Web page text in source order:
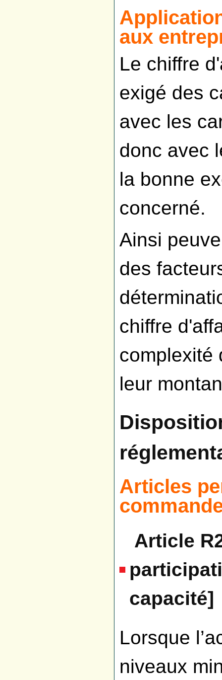
aux
Le chiffre
exigé des
avec les
donc avec
la bonne
concerné.
Ainsi
des
chiffre
complexité
leur
Articles
Article
capacité]
Lorsque
niveaux